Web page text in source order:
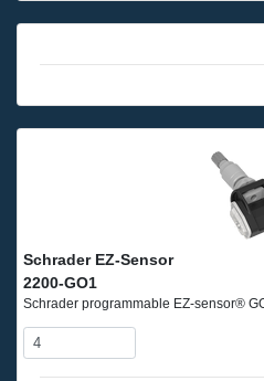
Schrader EZ-Sensor
2200-GO1
Schrader programmable EZ-sensor®